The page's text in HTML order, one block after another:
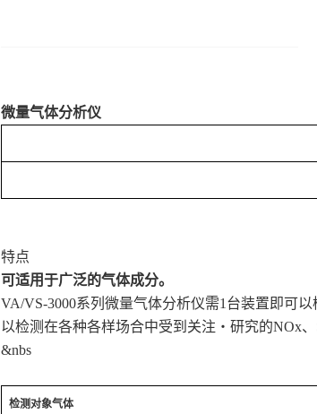
微量气体分析仪
特点
可适用于广泛的气体成分。
VA/VS-3000系列微量气体分析仪需1台装置即可
以检测在各种各样场合中受到关注・研究的NOx、
&nbs
检测对象气体